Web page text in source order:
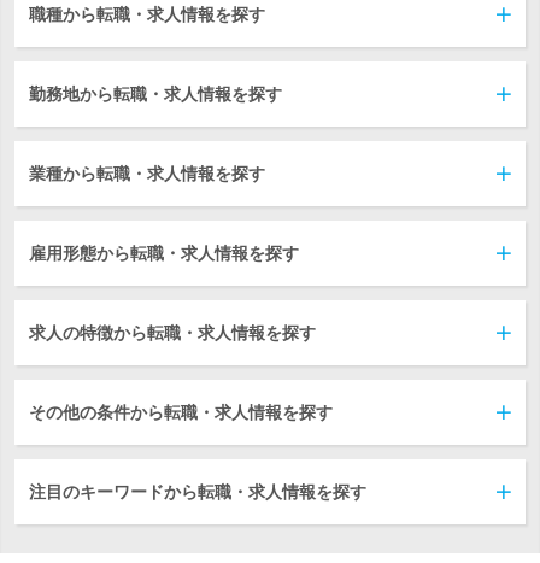
職種から転職・求人情報を探す
勤務地から転職・求人情報を探す
業種から転職・求人情報を探す
雇用形態から転職・求人情報を探す
求人の特徴から転職・求人情報を探す
その他の条件から転職・求人情報を探す
注目のキーワードから転職・求人情報を探す